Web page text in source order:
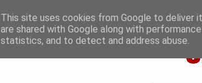
This site uses cookies from Google to deliver
are shared with Google along with
statistics, and to detect and address abuse.